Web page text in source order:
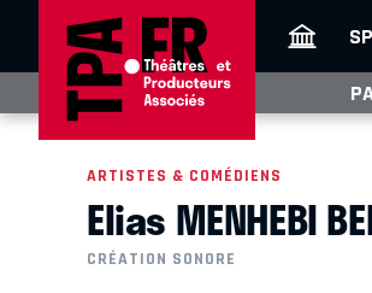
ARTISTES & COMÉDIENS
Elias MENHEBI
CRÉATION SONORE